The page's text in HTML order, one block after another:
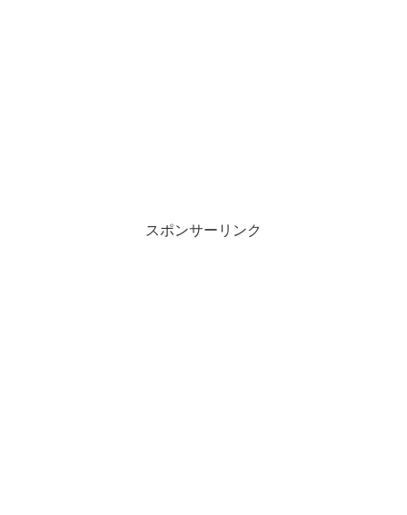
スポンサーリンク